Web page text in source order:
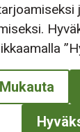
Mukauta